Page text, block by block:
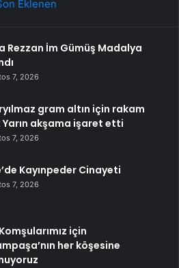
Eklenen
Rezzan İm Gümüş Madalya
7, 2026
gram altın için rakam
Yarın akşama işaret etti
7, 2026
Kayınpeder Cinayeti
7, 2026
için
her köşesine